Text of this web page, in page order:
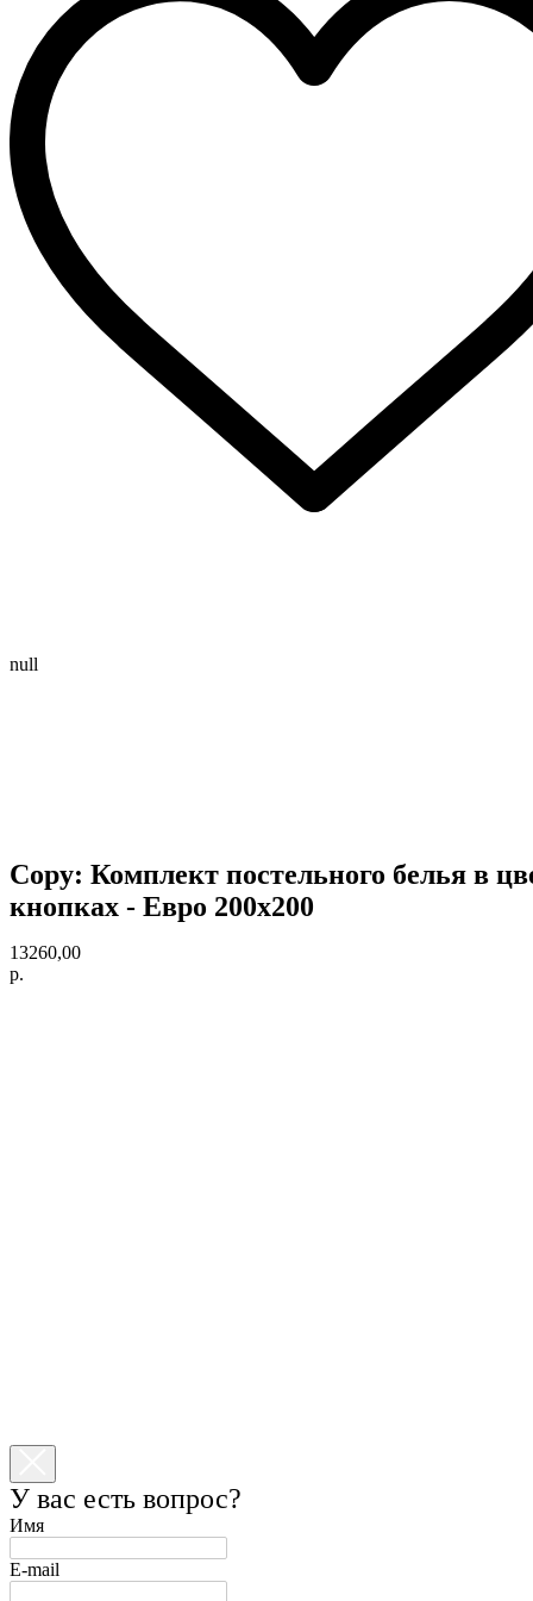
null
Copy: Комплект постельного белья в
кнопках - Евро 200х200
13260,00
р.
У вас есть вопрос?
Имя
E-mail